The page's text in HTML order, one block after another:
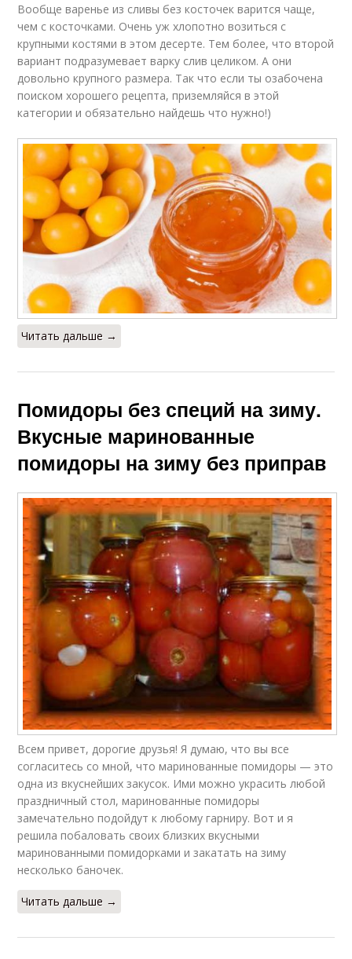
Вообще варенье из сливы без косточек варится чаще,
чем с косточками. Очень уж хлопотно возиться с
крупными костями в этом десерте. Тем более, что второй
вариант подразумевает варку слив целиком. А они
довольно крупного размера. Так что если ты озабочена
поиском хорошего рецепта, приземляйся в этой
категории и обязательно найдешь что нужно!)
Читать дальше →
Помидоры без специй на зиму.
Вкусные маринованные
помидоры на зиму без приправ
Всем привет, дорогие друзья! Я думаю, что вы все
согласитесь со мной, что маринованные помидоры — это
одна из вкуснейших закусок. Ими можно украсить любой
праздничный стол, маринованные помидоры
замечательно подойдут к любому гарниру. Вот и я
решила побаловать своих близких вкусными
маринованными помидорками и закатать на зиму
несколько баночек.
Читать дальше →